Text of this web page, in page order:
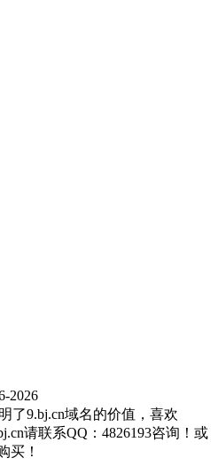
2026
了9.bj.cn域名的价值，喜欢
请联系QQ：4826193咨询！或
买！